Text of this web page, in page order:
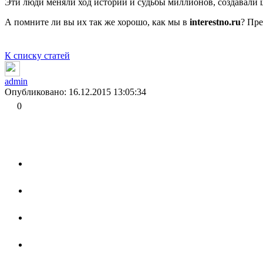
А помните ли вы их так же хорошо, как мы в interestno.ru?
К списку статей
admin
Опубликовано: 16.12.2015 13:05:34
0